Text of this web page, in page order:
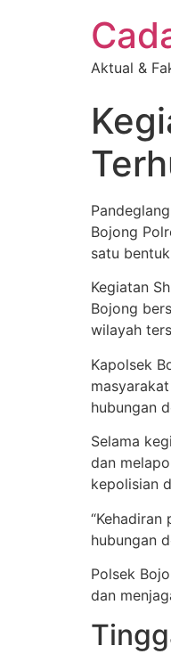
Aktual &
Bojong
satu
Kegiatan
Bojong
wilayah
Kapolsek
hubungan
Selama
dan
kepolisian
hubungan
Polsek
dan